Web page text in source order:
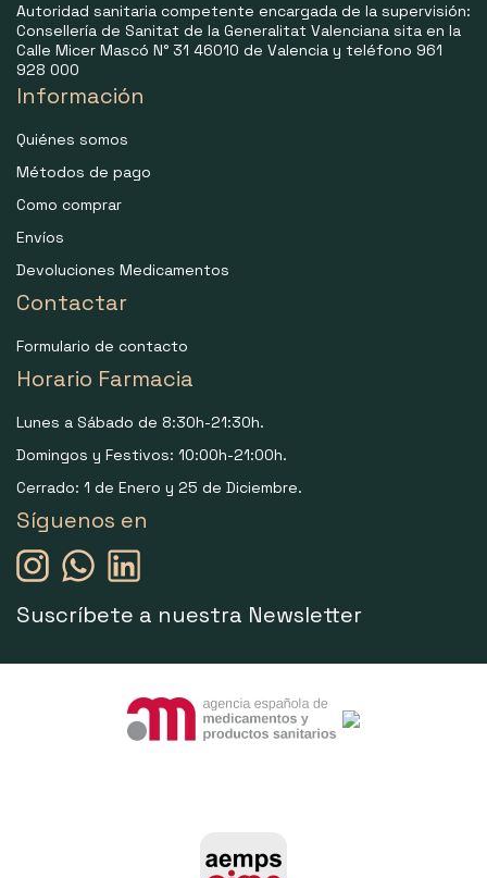
Autoridad sanitaria competente encargada de la supervisión:
Consellería de Sanitat de la Generalitat Valenciana sita en la
Calle Micer Mascó N° 31 46010 de Valencia y teléfono 961
928 000
Información
Quiénes somos
Métodos de pago
Como comprar
Envíos
Devoluciones Medicamentos
Contactar
Formulario de contacto
Horario Farmacia
Lunes a Sábado de 8:30h-21:30h.
Domingos y Festivos: 10:00h-21:00h.
Cerrado: 1 de Enero y 25 de Diciembre.
Síguenos en
Suscríbete a nuestra Newsletter